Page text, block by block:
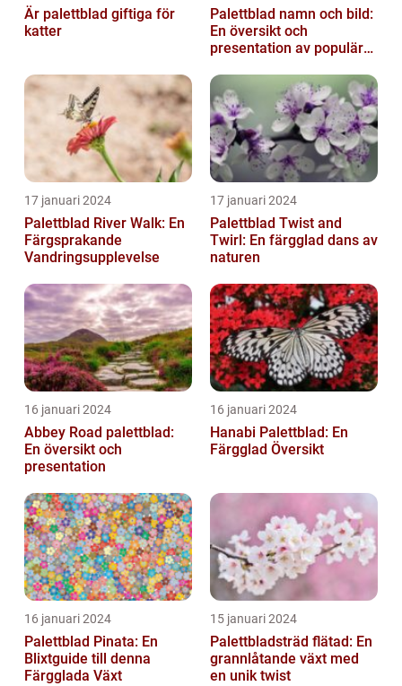
Är palettblad giftiga för
katter
Palettblad namn och bild:
En översikt och
presentation av populära
17 januari 2024
Palettblad River Walk: En
Färgsprakande
Vandringsupplevelse
17 januari 2024
Palettblad Twist and
Twirl: En färgglad dans av
naturen
16 januari 2024
Abbey Road palettblad:
En översikt och
presentation
16 januari 2024
Hanabi Palettblad: En
Färgglad Översikt
16 januari 2024
Palettblad Pinata: En
Blixtguide till denna
Färgglada Växt
15 januari 2024
Palettbladsträd flätad: En
grannlåtande växt med
en unik twist